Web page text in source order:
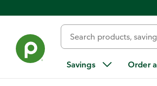
Savings Order